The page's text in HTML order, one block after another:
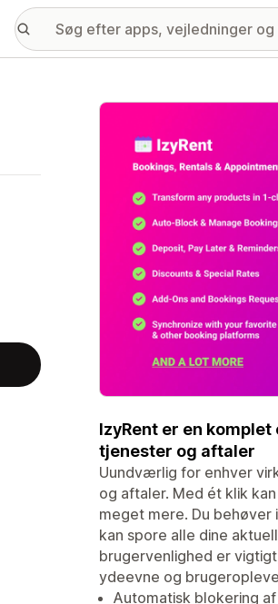
Galleri med udvalgte billeder
IzyRent er en
tjenester og aftaler
Uundværlig for enhver
og aftaler. Med ét klik
meget mere. Du
kan spore alle dine
brugervenlighed er
ydeevne og
Automatisk blokering